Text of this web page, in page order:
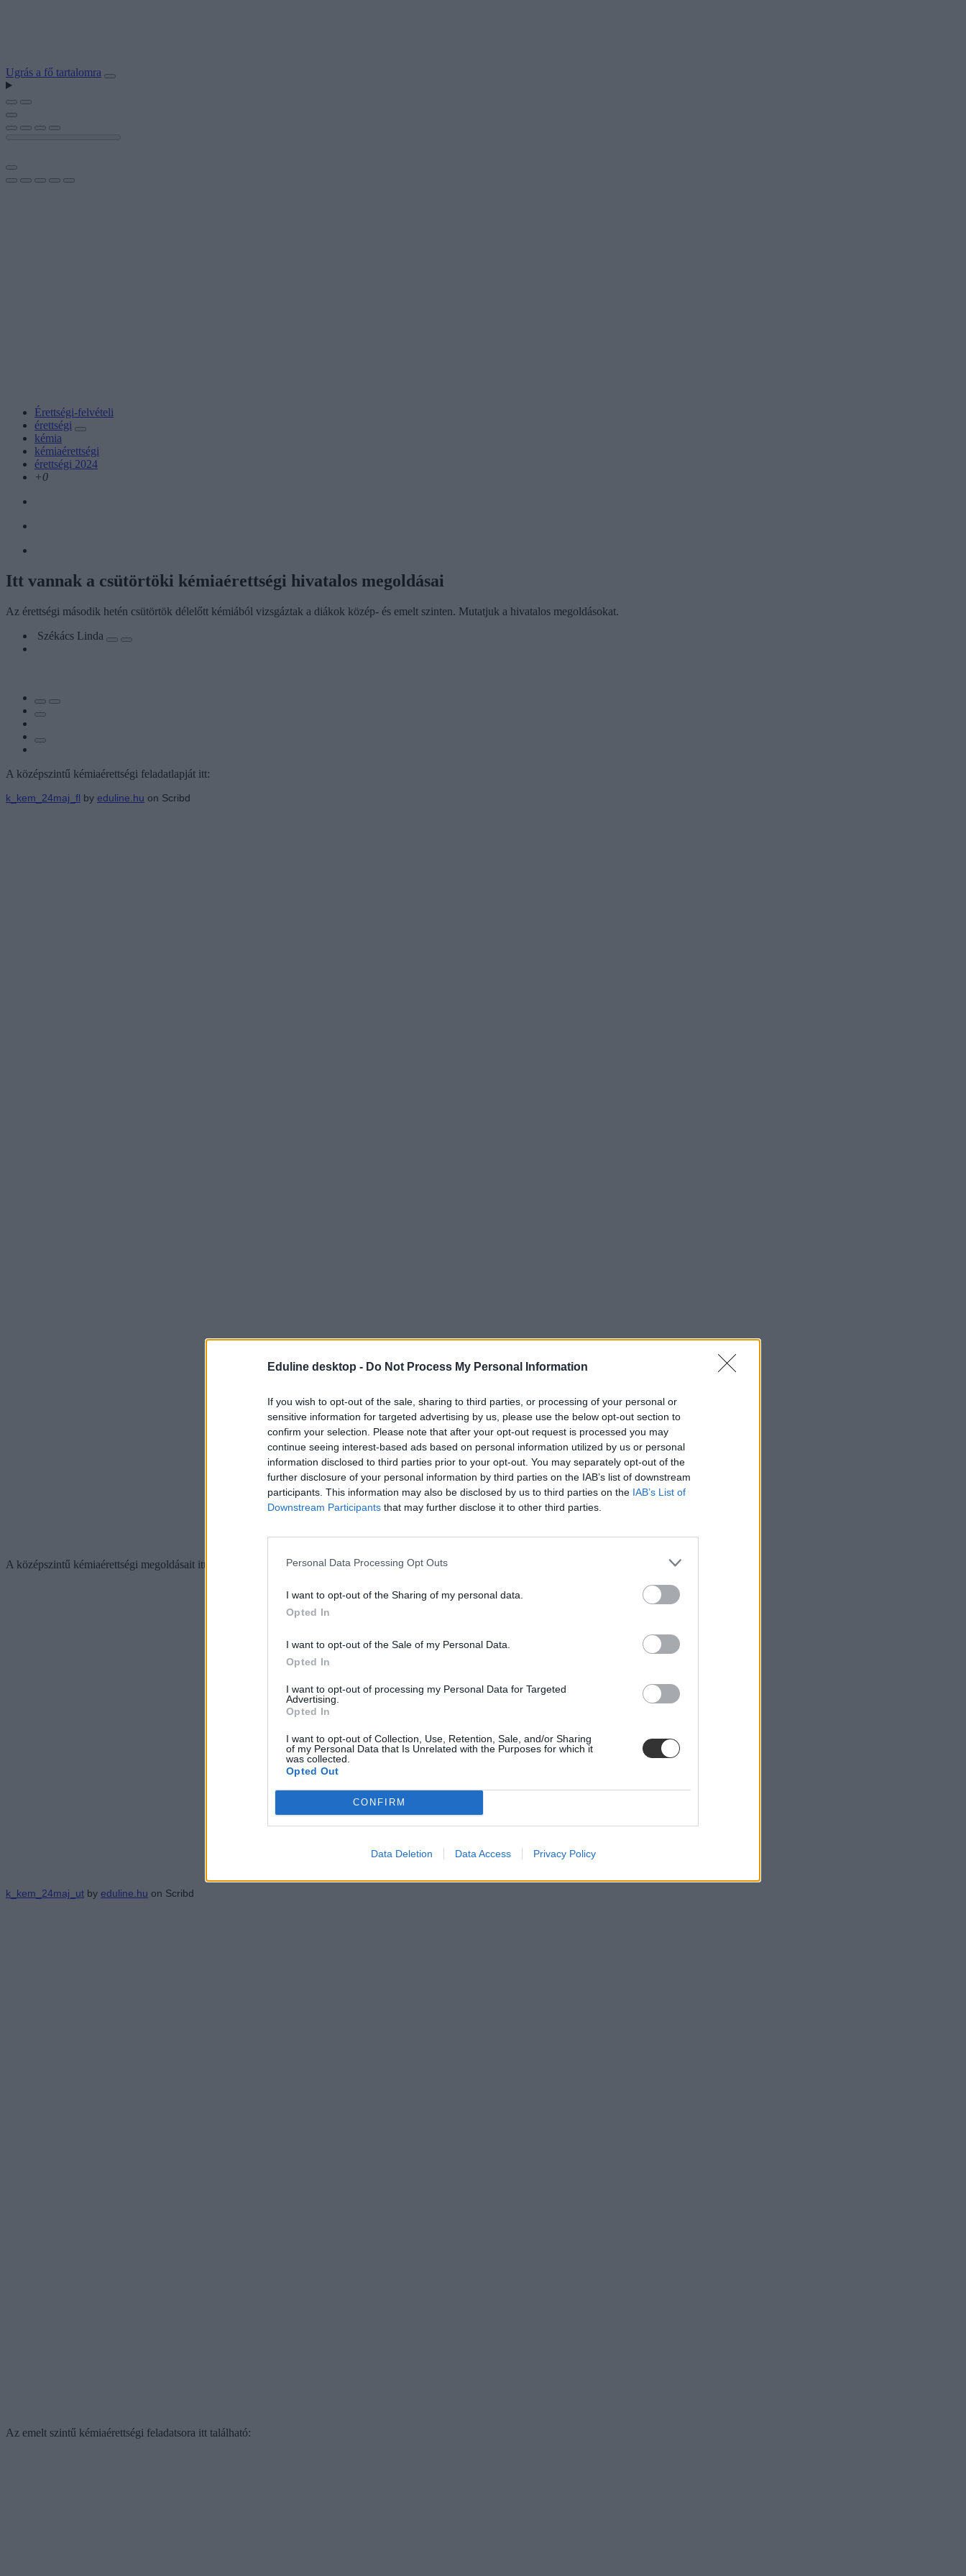
Eduline desktop - Do Not Process My Personal Information
If you wish to opt-out of the sale, sharing to third parties, or processing of your personal or
sensitive information for targeted advertising by us, please use the below opt-out section to
confirm your selection. Please note that after your opt-out request is processed you may
continue seeing interest-based ads based on personal information utilized by us or personal
information disclosed to third parties prior to your opt-out. You may separately opt-out of the
further disclosure of your personal information by third parties on the IAB’s list of downstream
participants. This information may also be disclosed by us to third parties on the IAB’s List of
Downstream Participants that may further disclose it to other third parties.
Personal Data Processing Opt Outs
I want to opt-out of the Sharing of my personal data.
Opted In
I want to opt-out of the Sale of my Personal Data.
Opted In
I want to opt-out of processing my Personal Data for Targeted
Advertising.
Opted In
I want to opt-out of Collection, Use, Retention, Sale, and/or Sharing
of my Personal Data that Is Unrelated with the Purposes for which it
was collected.
Opted Out
CONFIRM
Data Deletion Data Access Privacy Policy
Ugrás a fő tartalomra
Érettségi-felvételi
érettségi
kémia
kémiaérettségi
érettségi 2024
+0
Itt vannak a csütörtöki kémiaérettségi hivatalos megoldásai
Az érettségi második hetén csütörtök délelőtt kémiából vizsgáztak a diákok közép- és emelt szinten. Mutatjuk a hivatalos megoldásokat.
Székács Linda
A középszintű kémiaérettségi feladatlapját itt:
k_kem_24maj_fl by eduline.hu on Scribd
A középszintű kémiaérettségi megoldásait itt nézhetitek meg:
k_kem_24maj_ut by eduline.hu on Scribd
Az emelt szintű kémiaérettségi feladatsora itt található: